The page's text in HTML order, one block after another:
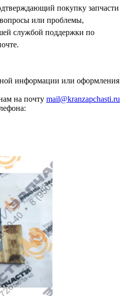
покупку запчасти
или проблемы,
службой поддержки по
информации или оформления
на почту mail@kranzapchasti.ru